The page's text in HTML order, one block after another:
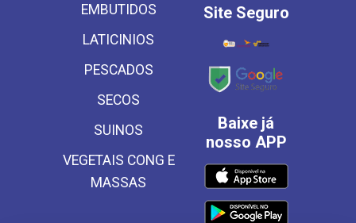
EMBUTIDOS
LATICINIOS
PESCADOS
SECOS
SUINOS
VEGETAIS CONG E
MASSAS
Site Seguro
Baixe já
nosso APP